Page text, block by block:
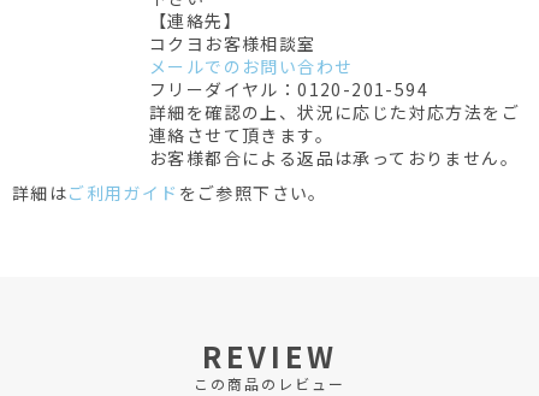
【連絡先】
コクヨお客様相談室
メールでのお問い合わせ
フリーダイヤル：0120-201-594
詳細を確認の上、状況に応じた対応方法をご
連絡させて頂きます。
お客様都合による返品は承っておりません。
詳細はご利用ガイド をご参照下さい。
REVIEW
この商品のレビュー